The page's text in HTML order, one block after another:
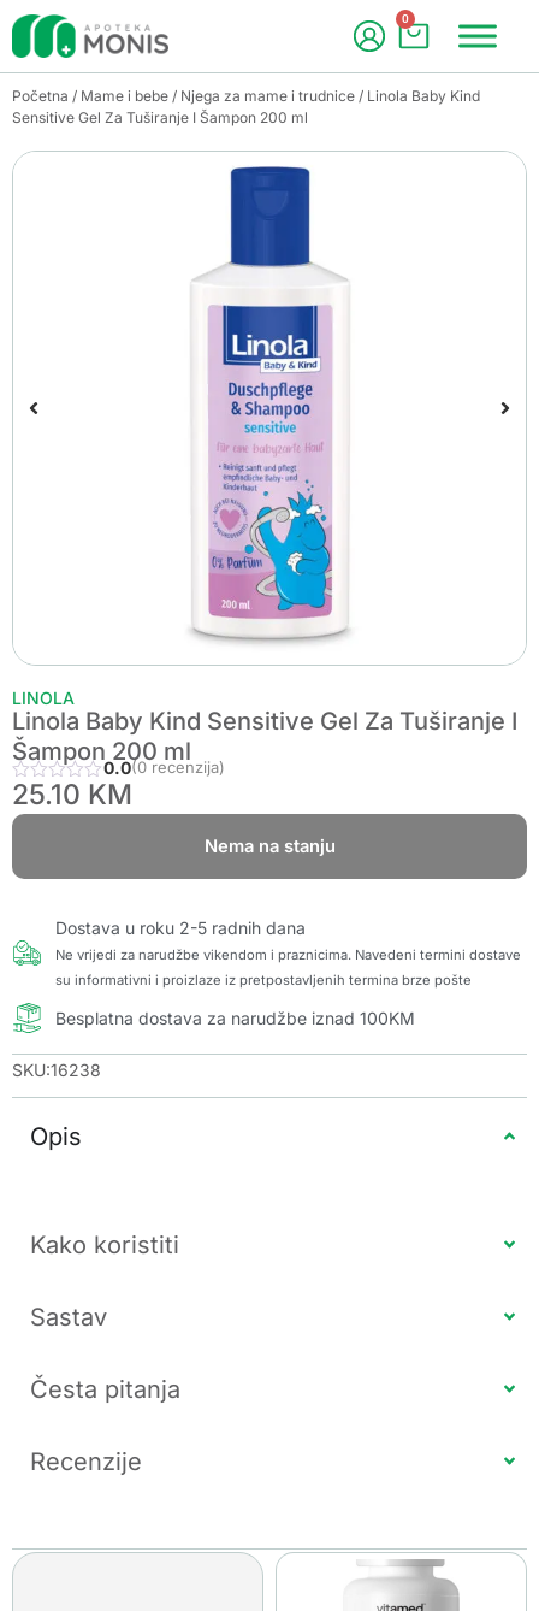
0
Početna / Mame i bebe / Njega za mame i trudnice / Linola Baby Kind
Sensitive Gel Za Tuširanje I Šampon 200 ml
LINOLA
Linola Baby Kind Sensitive Gel Za Tuširanje I
Šampon 200 ml
0.0(0 recenzija)
25.10 KM
Nema na stanju
Dostava u roku 2-5 radnih dana
Ne vrijedi za narudžbe vikendom i praznicima. Navedeni termini dostave
su informativni i proizlaze iz pretpostavljenih termina brze pošte
Besplatna dostava za narudžbe iznad 100KM
SKU:16238
Opis
Kako koristiti
Sastav
Česta pitanja
Recenzije